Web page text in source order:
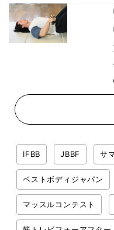
IFBB JBBF サ
ベストボディジャパン
マッスルコンテスト